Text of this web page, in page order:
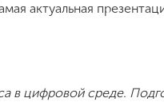
актуальная
в цифровой среде.